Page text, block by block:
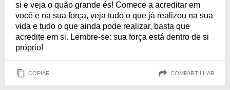
si e veja o quão grande és! Comece a acreditar em
você e na sua força, veja tudo o que já realizou na sua
vida e tudo o que ainda pode realizar, basta que
acredite em si. Lembre-se: sua força está dentro de si
próprio!
COPIAR COMPARTILHAR